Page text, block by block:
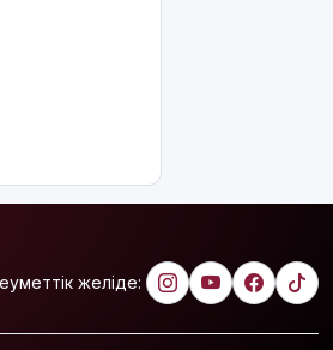
желіде: